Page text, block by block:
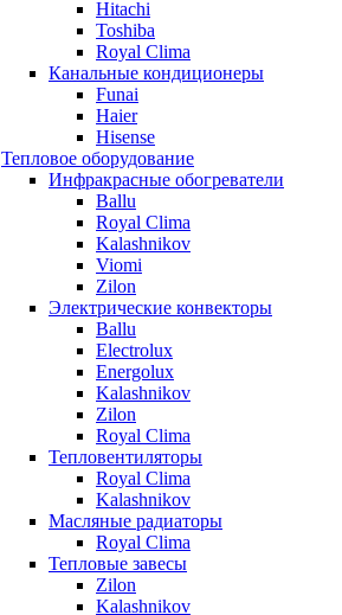
Hitachi
Toshiba
Royal Clima
Канальные кондиционеры
Funai
Haier
Hisense
Тепловое оборудование
Инфракрасные обогреватели
Ballu
Royal Clima
Kalashnikov
Viomi
Zilon
Электрические конвекторы
Ballu
Electrolux
Energolux
Kalashnikov
Zilon
Royal Clima
Тепловентиляторы
Royal Clima
Kalashnikov
Масляные радиаторы
Royal Clima
Тепловые завесы
Zilon
Kalashnikov